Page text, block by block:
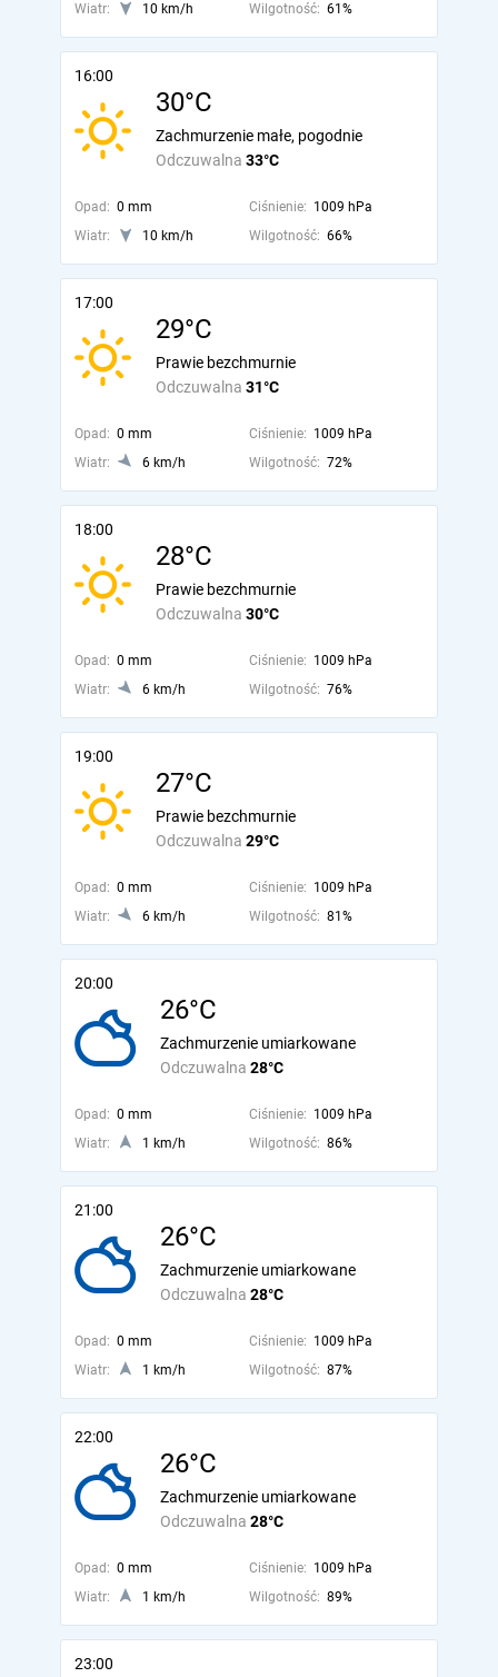
Wiatr:
10 km/h Wilgotność: 61%
16:00
30°C
Odczuwalna 33°C
Zachmurzenie małe, pogodnie
Opad: 0 mm Ciśnienie: 1009 hPa
Wiatr:
10 km/h Wilgotność: 66%
17:00
29°C
Odczuwalna 31°C
Prawie bezchmurnie
Opad: 0 mm Ciśnienie: 1009 hPa
Wiatr:
6 km/h Wilgotność: 72%
18:00
28°C
Odczuwalna 30°C
Prawie bezchmurnie
Opad: 0 mm Ciśnienie: 1009 hPa
Wiatr:
6 km/h Wilgotność: 76%
19:00
27°C
Odczuwalna 29°C
Prawie bezchmurnie
Opad: 0 mm Ciśnienie: 1009 hPa
Wiatr:
6 km/h Wilgotność: 81%
20:00
26°C
Odczuwalna 28°C
Zachmurzenie umiarkowane
Opad: 0 mm Ciśnienie: 1009 hPa
Wiatr:
1 km/h Wilgotność: 86%
21:00
26°C
Odczuwalna 28°C
Zachmurzenie umiarkowane
Opad: 0 mm Ciśnienie: 1009 hPa
Wiatr:
1 km/h Wilgotność: 87%
22:00
26°C
Odczuwalna 28°C
Zachmurzenie umiarkowane
Opad: 0 mm Ciśnienie: 1009 hPa
Wiatr:
1 km/h Wilgotność: 89%
23:00